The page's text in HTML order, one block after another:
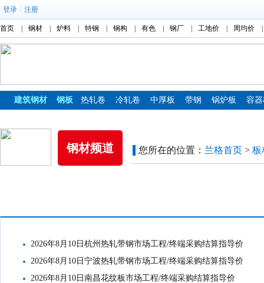
登录 注册
首页 钢材 炉料 特钢 钢构 有色 钢厂 工地价 周均价
建筑钢材 钢板 热轧卷 冷轧卷 中厚板 带钢 锅炉板 容
钢材频道 您所在的位置： 兰格首页 > 板
2026年8月10日杭州热轧带钢市场工程/终端采购结算指导价
2026年8月10日宁波热轧带钢市场工程/终端采购结算指导价
2026年8月10日南昌花纹板市场工程/终端采购结算指导价